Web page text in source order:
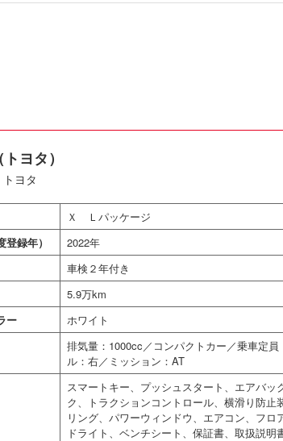
ヨタ）
ヨタ
Ｘ Ｌパッケージ
録年）
2022年
車検２年付き
5.9万km
ー
ホワイト
排気量：1000cc／コンパクトカー／乗車定
ル：右／ミッション：AT
スマートキー、プッシュスタート、エアバ
ク、トラクションコントロール、横滑り防
リング、パワーウィンドウ、エアコン、フ
ドライト、ベンチシート、保証書、取扱説明